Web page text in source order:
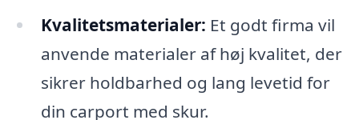
Kvalitetsmaterialer: Et godt firma vil
anvende materialer af høj kvalitet, der
sikrer holdbarhed og lang levetid for
din carport med skur.